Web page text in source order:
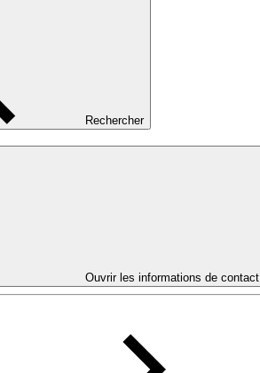
Rechercher
Ouvrir les informations de contact